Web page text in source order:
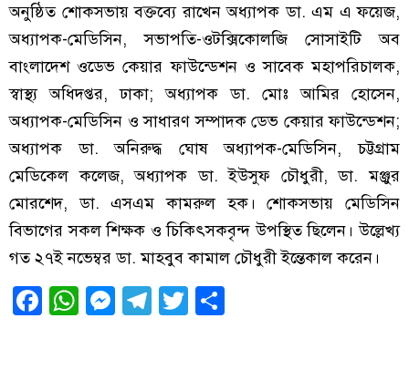
অনুষ্ঠিত শোকসভায় বক্তব্যে রাখেন অধ্যাপক ডা. এম এ ফয়েজ,
অধ্যাপক-মেডিসিন, সভাপতি-ওটক্সিকোলজি সোসাইটি অব
বাংলাদেশ ওডেভ কেয়ার ফাউন্ডেশন ও সাবেক মহাপরিচালক,
স্বাস্থ্য অধিদপ্তর, ঢাকা; অধ্যাপক ডা. মোঃ আমির হোসেন,
অধ্যাপক-মেডিসিন ও সাধারণ সম্পাদক ডেভ কেয়ার ফাউন্ডেশন;
অধ্যাপক ডা. অনিরুদ্ধ ঘোষ অধ্যাপক-মেডিসিন, চট্টগ্রাম
মেডিকেল কলেজ, অধ্যাপক ডা. ইউসুফ চৌধুরী, ডা. মঞ্জুর
মোরশেদ, ডা. এসএম কামরুল হক। শোকসভায় মেডিসিন
বিভাগের সকল শিক্ষক ও চিকিৎসকবৃন্দ উপস্থিত ছিলেন। উল্লেখ্য
গত ২৭ই নভেম্বর ডা. মাহবুব কামাল চৌধুরী ইন্তেকাল করেন।
Facebook
WhatsApp
Messenger
Telegram
Twitter